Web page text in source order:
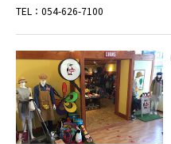
TEL：054-626-7100